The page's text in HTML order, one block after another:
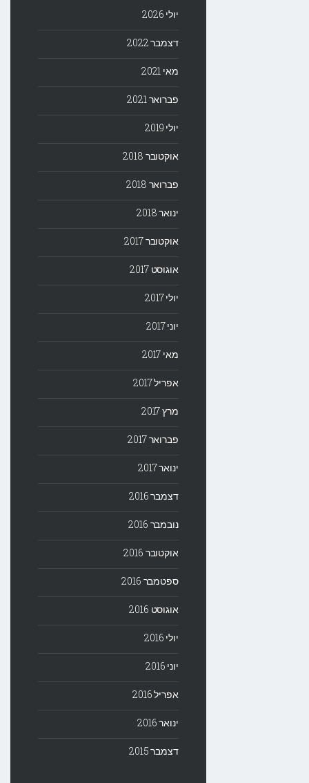
יולי 2026
דצמבר 2022
מאי 2021
פברואר 2021
יולי 2019
אוקטובר 2018
פברואר 2018
ינואר 2018
אוקטובר 2017
אוגוסט 2017
יולי 2017
יוני 2017
מאי 2017
אפריל 2017
מרץ 2017
פברואר 2017
ינואר 2017
דצמבר 2016
נובמבר 2016
אוקטובר 2016
ספטמבר 2016
אוגוסט 2016
יולי 2016
יוני 2016
אפריל 2016
ינואר 2016
דצמבר 2015